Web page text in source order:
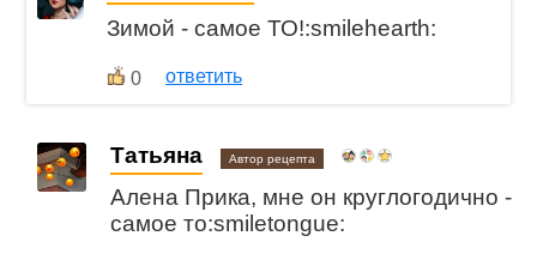
Зимой - самое ТО!:smilehearth:
0 ответить
Татьяна Автор рецепта
Алена Прика, мне он круглогодично -
самое то:smiletongue: